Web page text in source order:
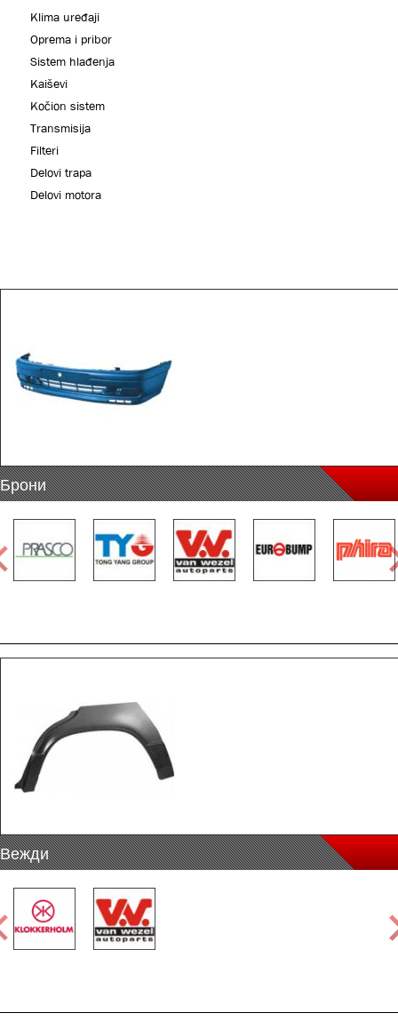
Klima uređaji
Oprema i pribor
Sistem hlađenja
Kaiševi
Kočion sistem
Transmisija
Filteri
Delovi trapa
Delovi motora
Брони
Вежди